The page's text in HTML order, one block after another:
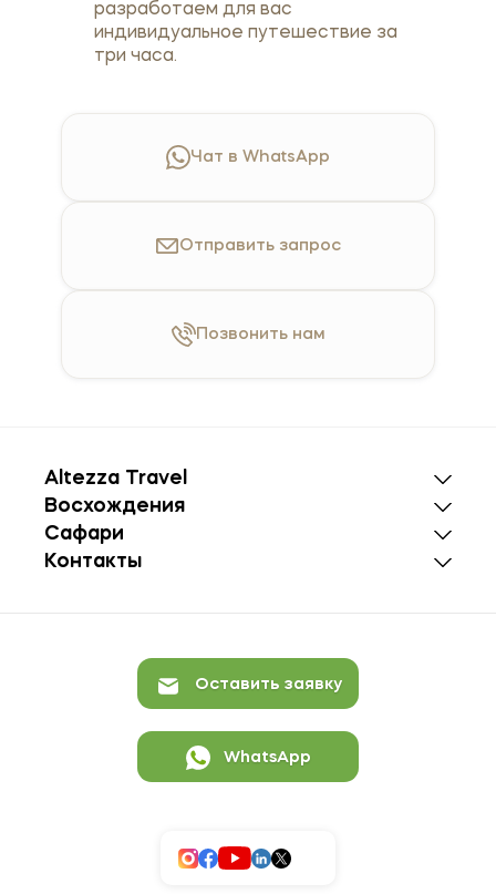
разработаем для вас
индивидуальное путешествие за
три часа.
Чат в WhatsApp
Отправить запрос
Позвонитьнам
Altezza Travel
Восхождения
Сафари
Контакты
Оставить заявку
WhatsApp